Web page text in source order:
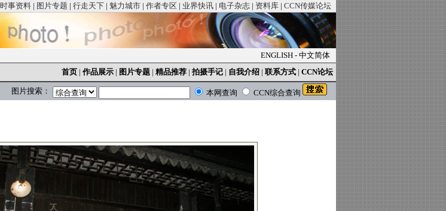
时事资料 | 图片专题 | 行走天下 | 魅力城市 | 作者专区 | 业界快讯 | 电子杂志 | 资料库 | CCN传媒论坛
ENGLISH - 中文简体
首页 | 作品展示 | 图片专题 | 精品推荐 | 拍摄手记 | 自我介绍 | 联系方式 | CCN论坛
图片搜索： 本网查询
CCN综合查询